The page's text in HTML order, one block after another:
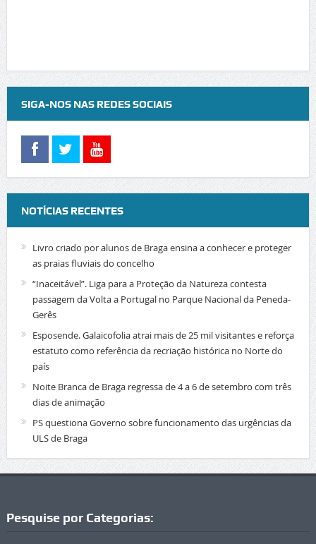
SIGA-NOS NAS REDES SOCIAIS
NOTÍCIAS RECENTES
Livro criado por alunos de Braga ensina a conhecer e proteger
as praias fluviais do concelho
“Inaceitável”. Liga para a Proteção da Natureza contesta
passagem da Volta a Portugal no Parque Nacional da Peneda-
Gerês
Esposende. Galaicofolia atrai mais de 25 mil visitantes e reforça
estatuto como referência da recriação histórica no Norte do
país
Noite Branca de Braga regressa de 4 a 6 de setembro com três
dias de animação
PS questiona Governo sobre funcionamento das urgências da
ULS de Braga
Pesquise por Categorias: